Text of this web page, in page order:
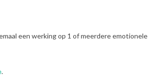
een werking op 1 of meerdere emotionele
.